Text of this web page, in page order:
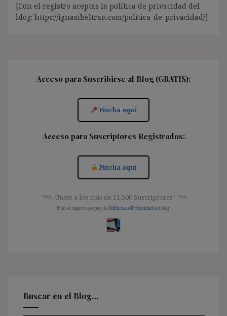
[Con el registro aceptas la política de privacidad del
blog: https://ignasibeltran.com/politica-de-privacidad/]
Acceso para Suscribirse al Blog (GRATIS):
Pincha aquí
Acceso para Suscriptores Registrados:
Pincha aquí
༺ ¡Únete a los más de 11.500 Suscriptores! ༺
[Con el registro aceptas la Política de Privacidad del blog]
Buscar en el Blog…